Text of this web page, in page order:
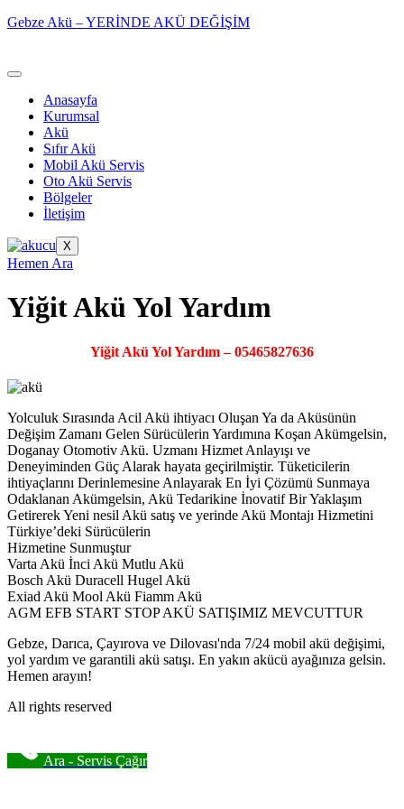
Gebze Akü – YERİNDE AKÜ DEĞİŞİM
Anasayfa
Kurumsal
Akü
Sıfır Akü
Mobil Akü Servis
Oto Akü Servis
Bölgeler
İletişim
X
Hemen Ara
Yiğit Akü Yol Yardım
Yiğit Akü Yol Yardım – 05465827636
Yolculuk Sırasında Acil Akü ihtiyacı Oluşan Ya da Aküsünün
Değişim Zamanı Gelen Sürücülerin Yardımına Koşan Akümgelsin,
Doganay Otomotiv Akü. Uzmanı Hizmet Anlayışı ve
Deneyiminden Güç Alarak hayata geçirilmiştir. Tüketicilerin
ihtiyaçlarını Derinlemesine Anlayarak En İyi Çözümü Sunmaya
Odaklanan Akümgelsin, Akü Tedarikine İnovatif Bir Yaklaşım
Getirerek Yeni nesil Akü satış ve yerinde Akü Montajı Hizmetini
Türkiye’deki Sürücülerin
Hizmetine Sunmuştur
Varta Akü İnci Akü Mutlu Akü
Bosch Akü Duracell Hugel Akü
Exiad Akü Mool Akü Fiamm Akü
AGM EFB START STOP AKÜ SATIŞIMIZ MEVCUTTUR
Gebze, Darıca, Çayırova ve Dilovası'nda 7/24 mobil akü değişimi,
yol yardım ve garantili akü satışı. En yakın akücü ayağınıza gelsin.
Hemen arayın!
All rights reserved
Ara - Servis Çağır